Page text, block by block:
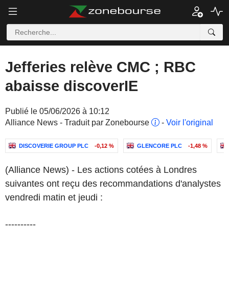
Jefferies relève CMC ; RBC
abaisse discoverIE
Publié le 05/06/2026 à 10:12
Alliance News - Traduit par Zonebourse
- Voir l'original
DISCOVERIE GROUP PLC -0,12 % GLENCORE PLC -1,48 %
(Alliance News) - Les actions cotées à Londres
suivantes ont reçu des recommandations d'analystes
vendredi matin et jeudi :
----------